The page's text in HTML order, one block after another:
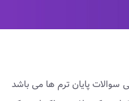
سوالات پایان ترم ها می باشد